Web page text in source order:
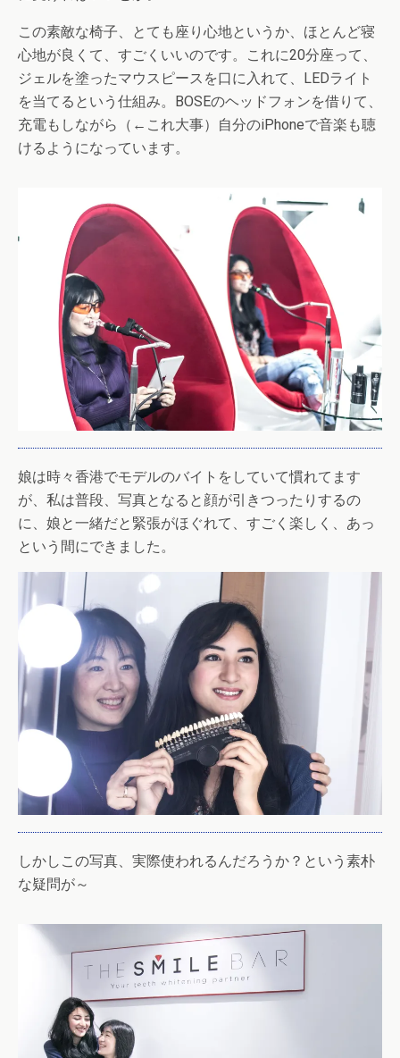
この素敵な椅子、とても座り心地というか、ほとんど寝
心地が良くて、すごくいいのです。これに20分座って、
ジェルを塗ったマウスピースを口に入れて、LEDライト
を当てるという仕組み。BOSEのヘッドフォンを借りて、
充電もしながら（←これ大事）自分のiPhoneで音楽も聴
けるようになっています。
娘は時々香港でモデルのバイトをしていて慣れてます
が、私は普段、写真となると顔が引きつったりするの
に、娘と一緒だと緊張がほぐれて、すごく楽しく、あっ
という間にできました。
しかしこの写真、実際使われるんだろうか？という素朴
な疑問が～